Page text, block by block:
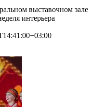
выставочном зале
интерьера